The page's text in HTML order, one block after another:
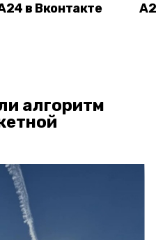
в Вконтакте
алгоритм